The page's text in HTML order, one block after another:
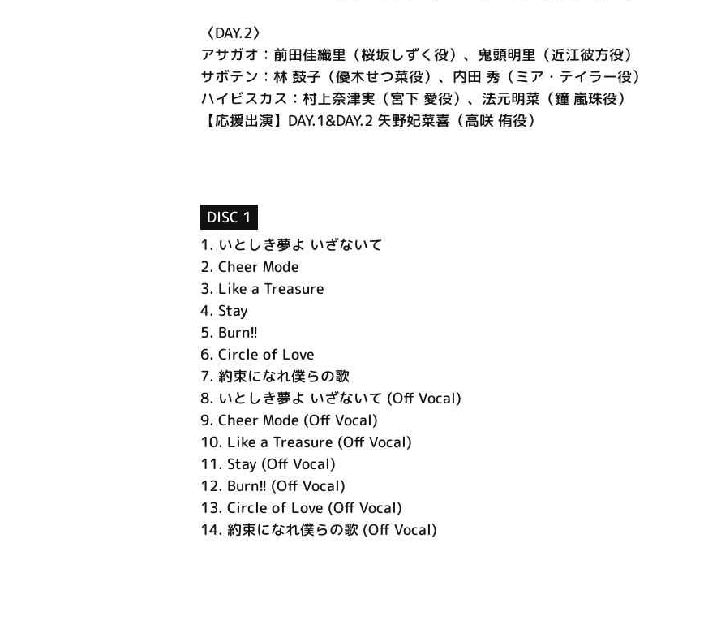
〈DAY.2〉
アサガオ：前田佳織里（桜坂しずく役）、鬼頭明里（近江彼方役）
サボテン：林 鼓子（優木せつ菜役）、内田 秀（ミア・テイラー役）
ハイビスカス：村上奈津実（宮下 愛役）、法元明菜（鐘 嵐珠役）
【応援出演】DAY.1&DAY.2 矢野妃菜喜（高咲 侑役）
DISC 1
1. いとしき夢よ いざないて
2. Cheer Mode
3. Like a Treasure
4. Stay
5. Burn!!
6. Circle of Love
7. 約束になれ僕らの歌
8. いとしき夢よ いざないて (Off Vocal)
9. Cheer Mode (Off Vocal)
10. Like a Treasure (Off Vocal)
11. Stay (Off Vocal)
12. Burn!! (Off Vocal)
13. Circle of Love (Off Vocal)
14. 約束になれ僕らの歌 (Off Vocal)